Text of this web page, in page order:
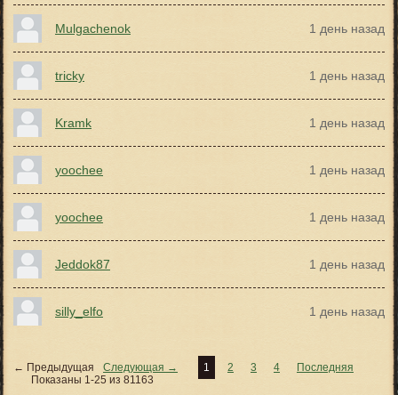
Mulgachenok 1 день назад
tricky 1 день назад
Kramk 1 день назад
yoochee 1 день назад
yoochee 1 день назад
Jeddok87 1 день назад
silly_elfo 1 день назад
← Предыдущая Следующая → 1 2 3 4
Последняя
Показаны 1-25 из 81163